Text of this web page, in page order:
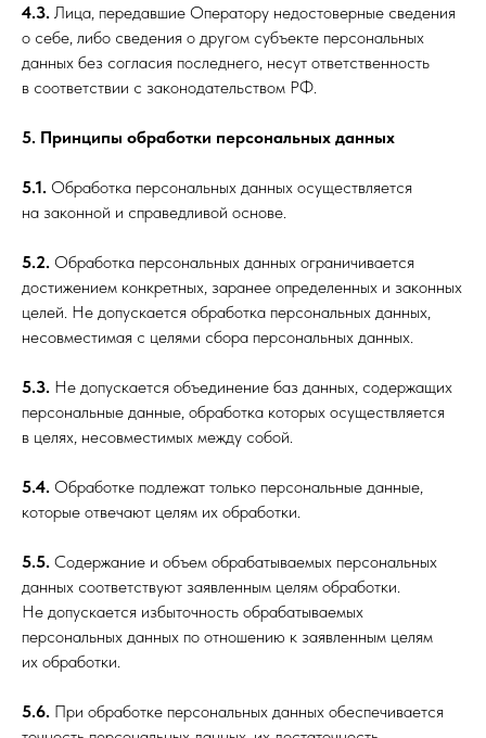
4.3. Лица, передавшие Оператору недостоверные сведения
о себе, либо сведения о другом субъекте персональных
данных без согласия последнего, несут ответственность
в соответствии с законодательством РФ.
5. Принципы обработки персональных данных
5.1. Обработка персональных данных осуществляется
на законной и справедливой основе.
5.2. Обработка персональных данных ограничивается
достижением конкретных, заранее определенных и законных
целей. Не допускается обработка персональных данных,
несовместимая с целями сбора персональных данных.
5.3. Не допускается объединение баз данных, содержащих
персональные данные, обработка которых осуществляется
в целях, несовместимых между собой.
5.4. Обработке подлежат только персональные данные,
которые отвечают целям их обработки.
5.5. Содержание и объем обрабатываемых персональных
данных соответствуют заявленным целям обработки.
Не допускается избыточность обрабатываемых
персональных данных по отношению к заявленным целям
их обработки.
5.6. При обработке персональных данных обеспечивается